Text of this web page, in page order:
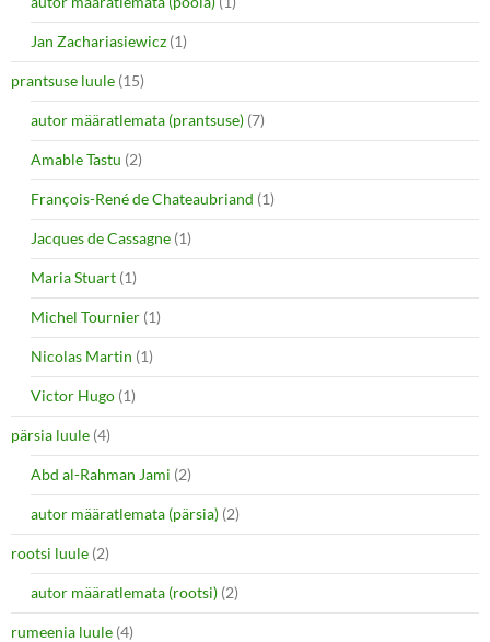
Jan Zachariasiewicz (1)
prantsuse luule (15)
autor määratlemata (prantsuse) (7)
Amable Tastu (2)
François-René de Chateaubriand (1)
Jacques de Cassagne (1)
Maria Stuart (1)
Michel Tournier (1)
Nicolas Martin (1)
Victor Hugo (1)
pärsia luule (4)
Abd al-Rahman Jami (2)
autor määratlemata (pärsia) (2)
rootsi luule (2)
autor määratlemata (rootsi) (2)
rumeenia luule (4)